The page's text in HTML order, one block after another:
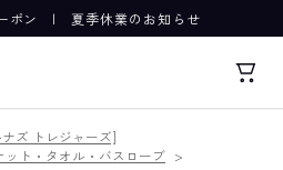
ポン |夏季休業のお知らせ
ナズ トレジャーズ]
ット・タオル・バスローブ